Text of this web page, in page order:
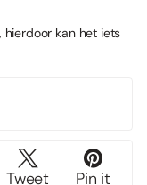
hierdoor kan het iets
Tweet Pin it